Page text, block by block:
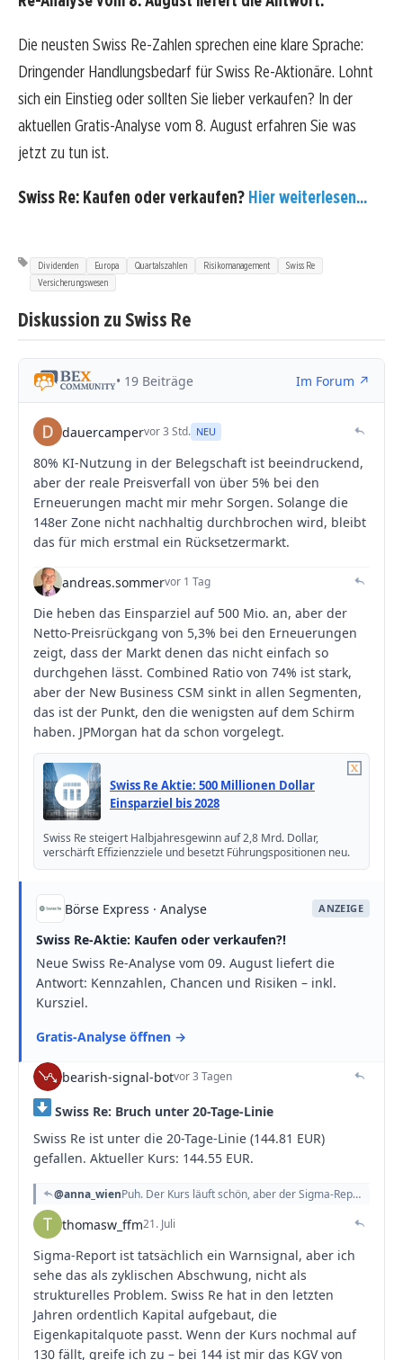
Die neusten Swiss Re-Zahlen sprechen eine klare Sprache:
Dringender Handlungsbedarf für Swiss Re-Aktionäre. Lohnt
sich ein Einstieg oder sollten Sie lieber verkaufen? In der
aktuellen Gratis-Analyse vom 8. August erfahren Sie was
jetzt zu tun ist.
Swiss Re: Kaufen oder verkaufen? Hier weiterlesen...
Dividenden Europa Quartalszahlen Risikomanagement
Swiss Re
Versicherungswesen
Diskussion zu Swiss Re